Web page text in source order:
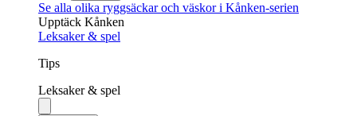
Se alla olika ryggsäckar och väskor i Kånken-serien
Upptäck Kånken
Leksaker & spel
Tips
Leksaker & spel